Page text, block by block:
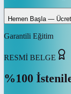
Hemen Başla —
Garantili Eğitim
RESMİ BELGE
%100